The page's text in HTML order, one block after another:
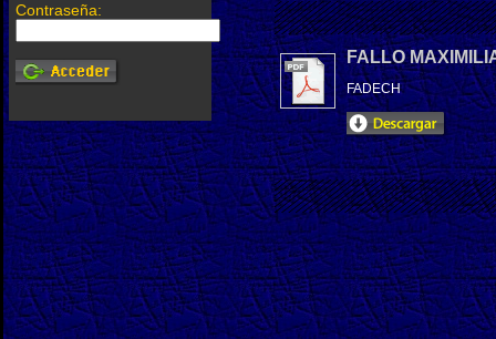
Contraseña:
FALLO
FADECH